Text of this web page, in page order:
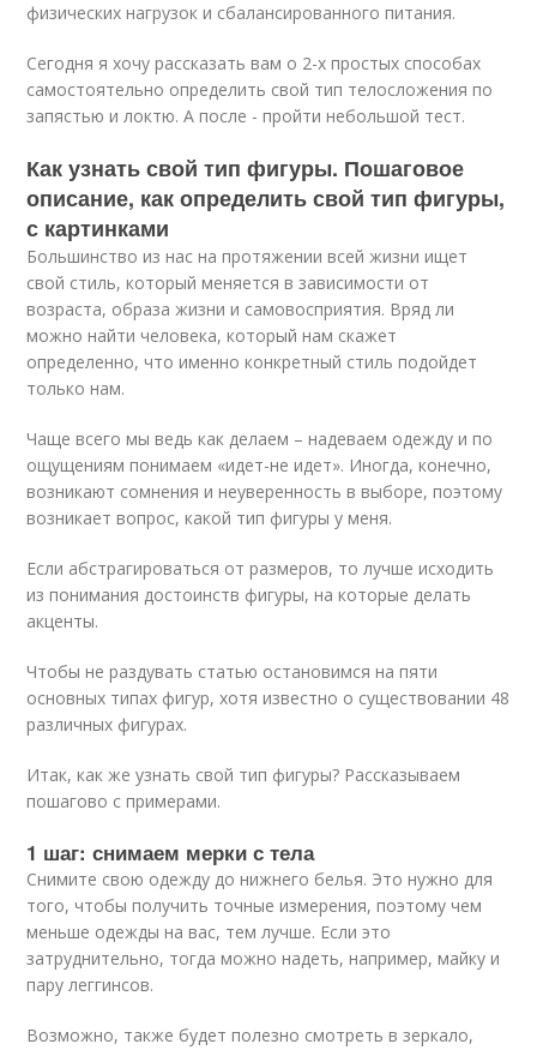
физических нагрузок и сбалансированного питания.
Сегодня я хочу рассказать вам о 2-х простых способах
самостоятельно определить свой тип телосложения по
запястью и локтю. А после - пройти небольшой тест.
Как узнать свой тип фигуры. Пошаговое
описание, как определить свой тип фигуры,
с картинками
Большинство из нас на протяжении всей жизни ищет
свой стиль, который меняется в зависимости от
возраста, образа жизни и самовосприятия. Вряд ли
можно найти человека, который нам скажет
определенно, что именно конкретный стиль подойдет
только нам.
Чаще всего мы ведь как делаем – надеваем одежду и по
ощущениям понимаем «идет-не идет». Иногда, конечно,
возникают сомнения и неуверенность в выборе, поэтому
возникает вопрос, какой тип фигуры у меня.
Если абстрагироваться от размеров, то лучше исходить
из понимания достоинств фигуры, на которые делать
акценты.
Чтобы не раздувать статью остановимся на пяти
основных типах фигур, хотя известно о существовании 48
различных фигурах.
Итак, как же узнать свой тип фигуры? Рассказываем
пошагово с примерами.
1 шаг: снимаем мерки с тела
Снимите свою одежду до нижнего белья. Это нужно для
того, чтобы получить точные измерения, поэтому чем
меньше одежды на вас, тем лучше. Если это
затруднительно, тогда можно надеть, например, майку и
пару леггинсов.
Возможно, также будет полезно смотреть в зеркало,